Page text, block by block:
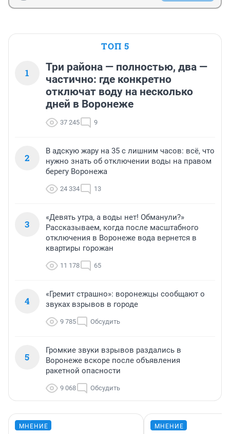
ТОП 5
1
Три района — полностью, два —
частично: где конкретно
отключат воду на несколько
дней в Воронеже
37 245 9
2
В адскую жару на 35 с лишним часов: всё, что
нужно знать об отключении воды на правом
берегу Воронежа
24 334 13
3
«Девять утра, а воды нет! Обманули?»
Рассказываем, когда после масштабного
отключения в Воронеже вода вернется в
квартиры горожан
11 178 65
4
«Гремит страшно»: воронежцы сообщают о
звуках взрывов в городе
9 785 Обсудить
5
Громкие звуки взрывов раздались в
Воронеже вскоре после объявления
ракетной опасности
9 068 Обсудить
МНЕНИЕ МНЕНИЕ